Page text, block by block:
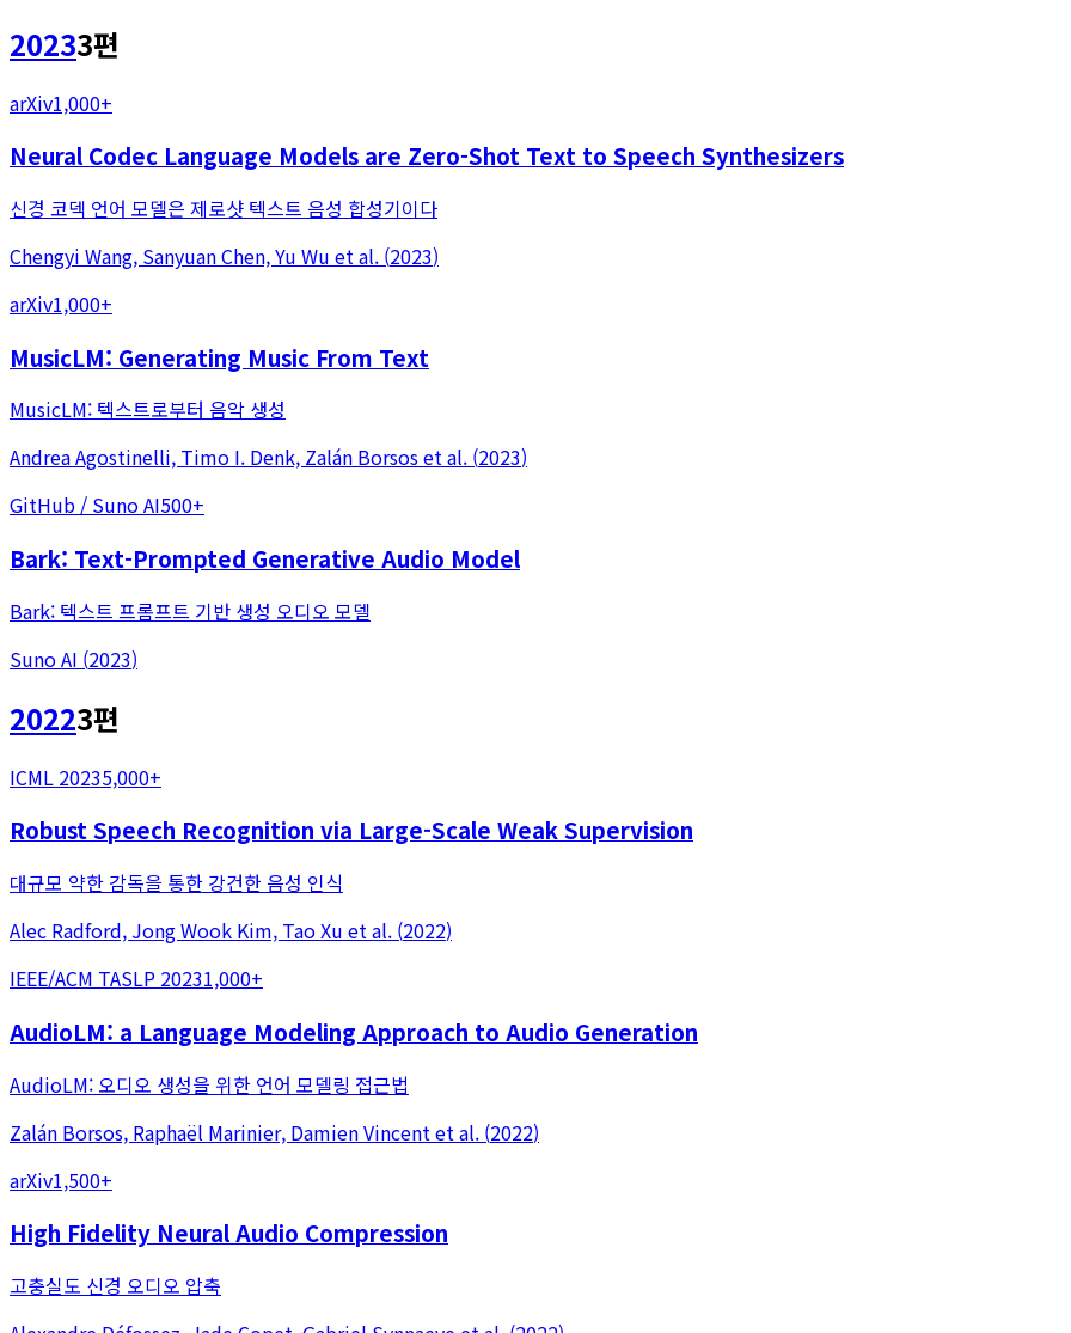
20233편
arXiv1,000+
Neural Codec Language Models are Zero-Shot Text to Speech Synthesizers
신경 코덱 언어 모델은 제로샷 텍스트 음성 합성기이다
Chengyi Wang, Sanyuan Chen, Yu Wu et al. (2023)
arXiv1,000+
MusicLM: Generating Music From Text
MusicLM: 텍스트로부터 음악 생성
Andrea Agostinelli, Timo I. Denk, Zalán Borsoset al. (2023)
GitHub / Suno AI500+
Bark: Text-Prompted Generative Audio Model
Bark: 텍스트 프롬프트 기반 생성 오디오 모델
Suno AI (2023)
20223편
ICML 20235,000+
Robust Speech Recognition via Large-Scale Weak Supervision
대규모 약한 감독을 통한 강건한 음성 인식
Alec Radford, Jong Wook Kim, Tao Xu et al. (2022)
IEEE/ACM TASLP 20231,000+
AudioLM: a Language Modeling Approach to Audio Generation
AudioLM: 오디오 생성을 위한 언어 모델링 접근법
Zalán Borsos, Raphaël Marinier, Damien Vincent et al. (2022)
arXiv1,500+
High Fidelity Neural Audio Compression
고충실도 신경 오디오 압축